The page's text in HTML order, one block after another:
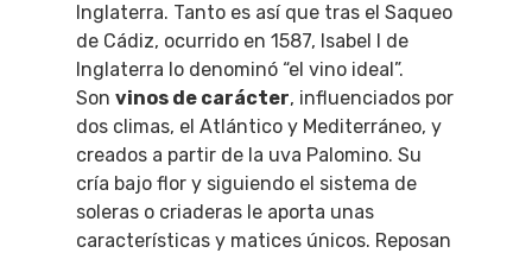
Inglaterra. Tanto es así que tras el Saqueo
de Cádiz, ocurrido en 1587, Isabel I de
Inglaterra lo denominó “el vino ideal”.
Son vinos de carácter, influenciados por
dos climas, el Atlántico y Mediterráneo, y
creados a partir de la uva Palomino. Su
cría bajo flor y siguiendo el sistema de
soleras o criaderas le aporta unas
características y matices únicos. Reposan